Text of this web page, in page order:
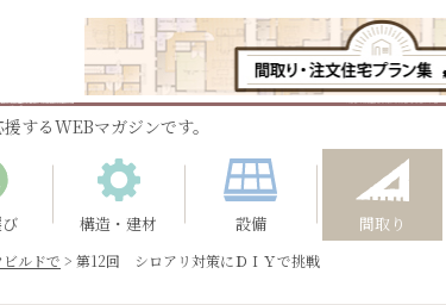
するWEBマガジンです。
構造・建材 設備 間取り
ルドで > 第12回 シロアリ対策にＤＩＹで挑戦